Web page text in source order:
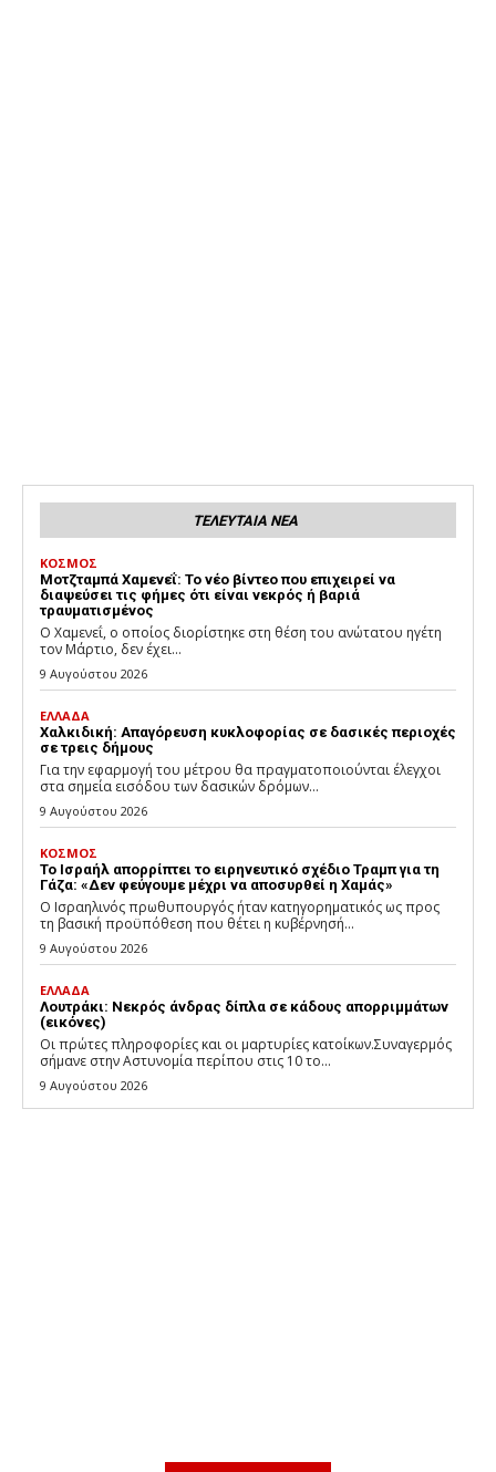
ΤΕΛΕΥΤΑΙΑ ΝΕΑ
ΚΟΣΜΟΣ
Μοτζταμπά Χαμενεΐ: Το νέο βίντεο που επιχειρεί να
διαψεύσει τις φήμες ότι είναι νεκρός ή βαριά
τραυματισμένος
Ο Χαμενεΐ, ο οποίος διορίστηκε στη θέση του ανώτατου ηγέτη
τον Μάρτιο, δεν έχει...
9 Αυγούστου 2026
ΕΛΛΑΔΑ
Χαλκιδική: Απαγόρευση κυκλοφορίας σε δασικές περιοχές
σε τρεις δήμους
Για την εφαρμογή του μέτρου θα πραγματοποιούνται έλεγχοι
στα σημεία εισόδου των δασικών δρόμων...
9 Αυγούστου 2026
ΚΟΣΜΟΣ
Το Ισραήλ απορρίπτει το ειρηνευτικό σχέδιο Τραμπ για τη
Γάζα: «Δεν φεύγουμε μέχρι να αποσυρθεί η Χαμάς»
Ο Ισραηλινός πρωθυπουργός ήταν κατηγορηματικός ως προς
τη βασική προϋπόθεση που θέτει η κυβέρνησή...
9 Αυγούστου 2026
ΕΛΛΑΔΑ
Λουτράκι: Νεκρός άνδρας δίπλα σε κάδους απορριμμάτων
(εικόνες)
Οι πρώτες πληροφορίες και οι μαρτυρίες κατοίκων.Συναγερμός
σήμανε στην Αστυνομία περίπου στις 10 το...
9 Αυγούστου 2026